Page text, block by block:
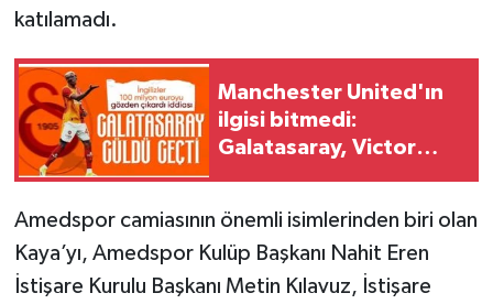
katılamadı.
Manchester United'ın
ilgisi bitmedi:
Galatasaray, Victor
Amedspor camiasının önemli isimlerinden biri olan
Kaya’yı, Amedspor Kulüp Başkanı Nahit Eren
İstişare Kurulu Başkanı Metin Kılavuz, İstişare